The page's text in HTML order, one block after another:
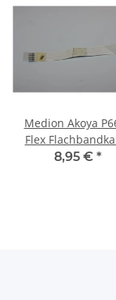
Medion Akoya
Flex
Touchpad 6-polig
8,95 € *